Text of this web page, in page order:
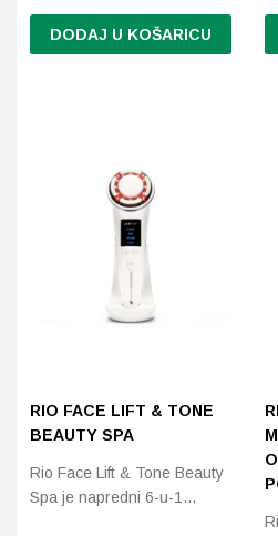
DODAJ U KOŠARICU
RIO FACE LIFT & TONE
BEAUTY SPA
Rio Face Lift & Tone Beauty
Spa je napredni 6-u-1…